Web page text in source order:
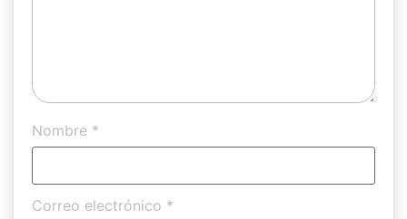
Nombre *
Correo electrónico *